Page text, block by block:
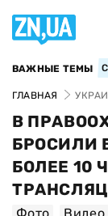
ВАЖНЫЕ ТЕМЫ
ГЛАВНАЯ
В
БРОСИЛИ
БОЛЕЕ 10